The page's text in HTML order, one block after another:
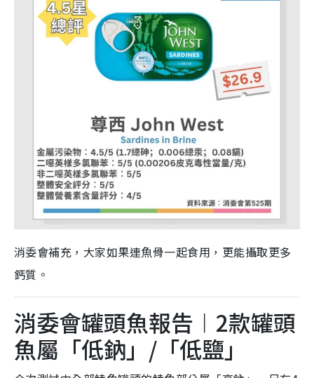
消委會補充，大家如果連魚骨一起食用，更能攝取更多
鈣質。
消委會罐頭魚報告︱2款罐頭
魚屬「低鈉」/「低鹽」